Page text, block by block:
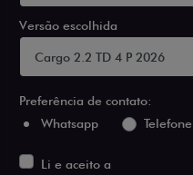
Versão escolhida
Preferência de contato:
Whatsapp
Telefone
Li e aceito a